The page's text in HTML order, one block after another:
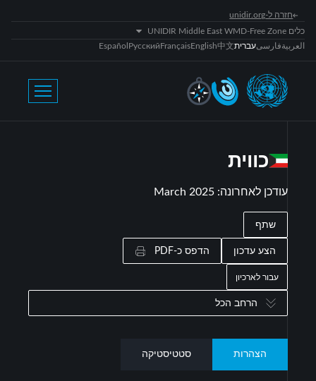
חזרה ל-unidir.org
כלים UNIDIR Middle East WMD-Free Zone
العربيةفارسیעברית中文
English
Français
Русский
Español
כווית
עודכן לאחרונה:
March 2025
שתף
הצע עדכון הדפס כ-PDF
עבור לארכיון
הרחב הכל
הצהרות סטטיסטיקה